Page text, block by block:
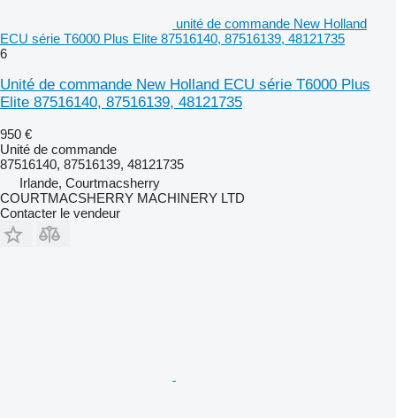
unité de commande New Holland
ECU série T6000 Plus Elite 87516140, 87516139, 48121735
6
Unité de commande New Holland ECU série T6000 Plus
Elite 87516140, 87516139, 48121735
950 €
Unité de commande
87516140, 87516139, 48121735
Irlande, Courtmacsherry
COURTMACSHERRY MACHINERY LTD
Contacter le vendeur